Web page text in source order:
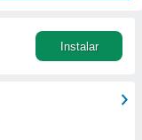
Instalar